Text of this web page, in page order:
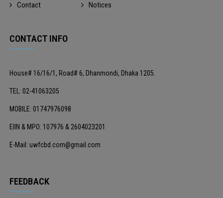
Contact
Notices
CONTACT INFO
House# 16/16/1, Road# 6, Dhanmondi, Dhaka 1205.
TEL: 02-41063205
MOBILE: 01747976098
EIIN & MPO: 107976 & 2604023201
E-Mail: uwfcbd.com@gmail.com
FEEDBACK